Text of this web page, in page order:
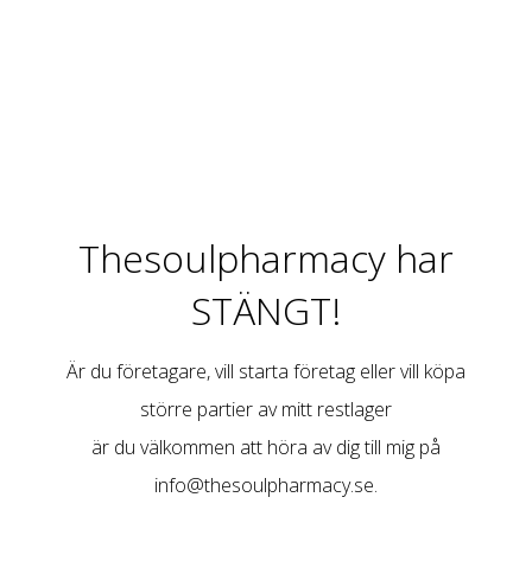
Thesoulpharmacy har
STÄNGT!
Är du företagare, vill starta företag eller vill köpa
större partier av mitt restlager
är du välkommen att höra av dig till mig på
info@thesoulpharmacy.se.